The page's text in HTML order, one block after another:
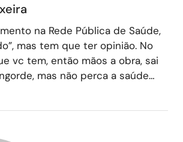
na Rede Pública de Saúde,
mas tem que ter opinião. No
vc tem, então mãos a obra, sai
mas não perca a saúde…